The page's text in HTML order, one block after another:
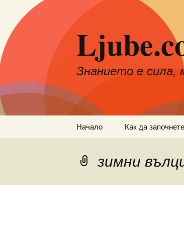
съдържанието
Знанието е сила,
Начало Как да
зимни